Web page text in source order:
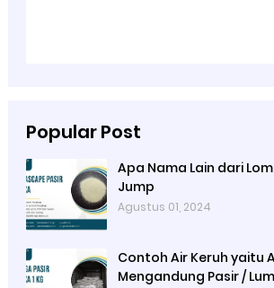
Popular Post
Apa Nama Lain dari
Jump
Agustus 01, 2024
Contoh Air Keruh yaitu
Mengandung Pasir /